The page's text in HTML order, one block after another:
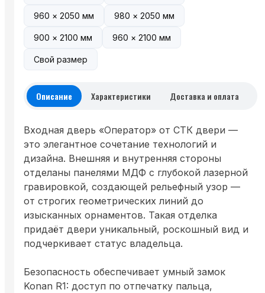
960 × 2050 мм 980 × 2050 мм
900 × 2100 мм 960 × 2100 мм
Свой размер
Описание Характеристики Доставка и оплата
Входная дверь «Оператор» от СТК двери —
это элегантное сочетание технологий и
дизайна. Внешняя и внутренняя стороны
отделаны панелями МДФ с глубокой лазерной
гравировкой, создающей рельефный узор —
от строгих геометрических линий до
изысканных орнаментов. Такая отделка
придаёт двери уникальный, роскошный вид и
подчеркивает статус владельца.
Безопасность обеспечивает умный замок
Konan R1: доступ по отпечатку пальца,